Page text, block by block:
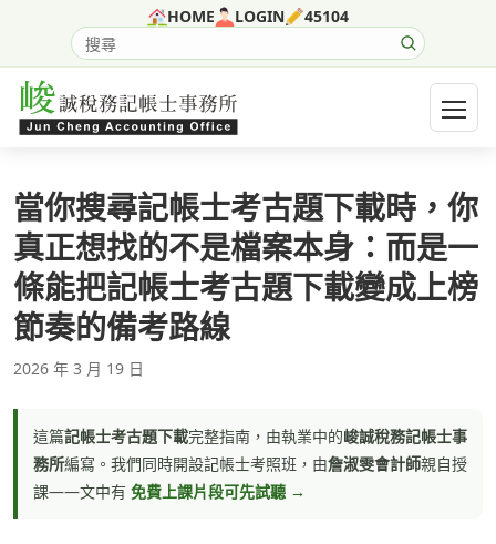
HOME LOGIN 45104
搜尋網站內容
開啟
當你搜尋記帳士考古題下載時，你
真正想找的不是檔案本身：而是一
條能把記帳士考古題下載變成上榜
節奏的備考路線
2026 年 3 月 19 日
這篇記帳士考古題下載完整指南，由執業中的峻誠稅務記帳士事
務所編寫。我們同時開設記帳士考照班，由詹淑雯會計師親自授
課——文中有 免費上課片段可先試聽 →